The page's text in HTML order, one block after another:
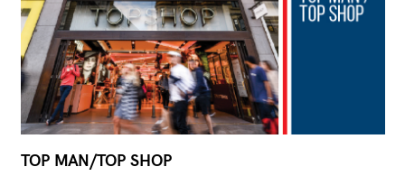
TOP MAN/TOP SHOP